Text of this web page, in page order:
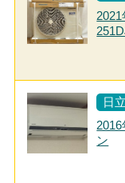
日立
ン